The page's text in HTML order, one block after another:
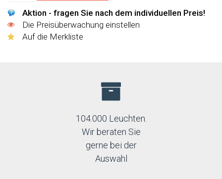
Aktion - fragen Sie nach dem individuellen Preis!
Die Preisüberwachung einstellen
Auf die Merkliste
104.000 Leuchten.
Wir beraten Sie
gerne bei der
Auswahl